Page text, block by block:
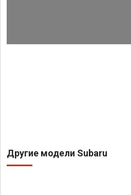
Другие модели Subaru